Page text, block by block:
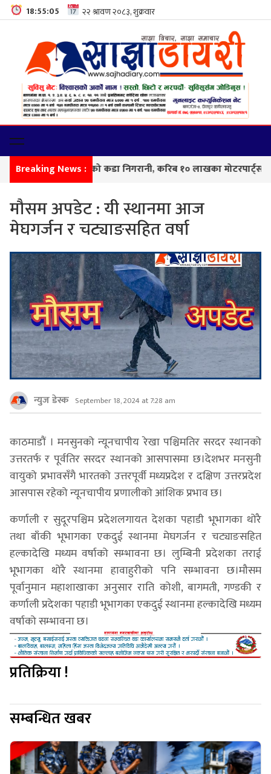
18:55:06
Breaking News :
सशस्त्र प्रहरीको कडा निगरानी, करिब १० लाखका मोटरपार्ट्स बरामद
मौसम अपडेट : यी स्थानमा आज
मेघगर्जन र चट्याङसहित वर्षा
न्युज डेस्क September 18, 2024 at 7:28 am
काठमाडौं । मनसुनको न्यूनचापीय रेखा पश्चिमतिर सरदर स्थानको
उत्तरतर्फ र पूर्वतिर सरदर स्थानको आसपासमा छ।देशभर मनसुनी
वायुको प्रभावसँगै भारतको उत्तरपूर्वी मध्यप्रदेश र दक्षिण उत्तरप्रदेश
आसपास रहेको न्यूनचापीय प्रणालीको आंशिक प्रभाव छ।
कर्णाली र सुदूरपश्चिम प्रदेशलगायत देशका पहाडी भूभागका थोरै
तथा बाँकी भूभागका एकदुई स्थानमा मेघगर्जन र चट्याङसहित
हल्कादेखि मध्यम वर्षाको सम्भावना छ। लुम्बिनी प्रदेशका तराई
भूभागका थोरै स्थानमा हावाहुरीको पनि सम्भावना छ।मौसम
पूर्वानुमान महाशाखाका अनुसार राति कोशी, बागमती, गण्डकी र
कर्णाली प्रदेशका पहाडी भूभागका एकदुई स्थानमा हल्कादेखि मध्यम
वर्षाको सम्भावना छ।
प्रतिक्रिया !
सम्बन्धित खबर